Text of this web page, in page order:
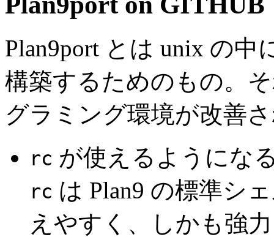
Plan9port とは unix の中
構築するためのもの。
グラミング環境が改善
rc が使えるようにな
rc は Plan9 の標準シ
えやすく、しかも強力